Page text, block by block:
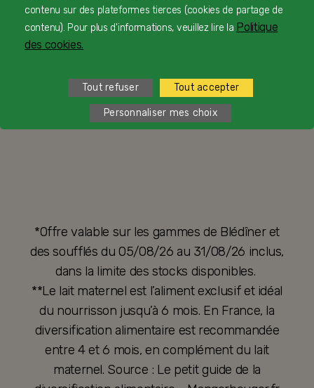
CONDITIONS GÉNÉRALES DE VENTE
ACCESSIBILITÉ : NON CONFORME
PRÉFÉRENCES COOKIES
*Offre valable sur les gammes de Blédîner et
des soufflés du 05/08/26 au 31/08/26 inclus,
dans la limite des stocks disponibles.
**Le lait maternel est l’aliment exclusif et idéal
du nourrisson jusqu’à 6 mois. En France, la
diversification alimentaire est recommandée
entre 4 et 6 mois, en complément du lait
maternel. Source : Le petit guide de la
contenu sur des plateformes tierces (cookies de partage de
contenu). Pour plus d'informations, veuillez lire la Politique
des cookies.
Tout refuser Tout accepter
Personnaliser mes choix